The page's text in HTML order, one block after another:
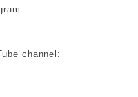
挫7周創逾3年最長跌勢
日圓 4月單日斥6.28萬億
channel: